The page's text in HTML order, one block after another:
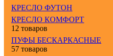
КРЕСЛО ФУТОН
КРЕСЛО КОМФОРТ
12 товаров
ПУФЫ БЕСКАРКАСНЫЕ
57 товаров